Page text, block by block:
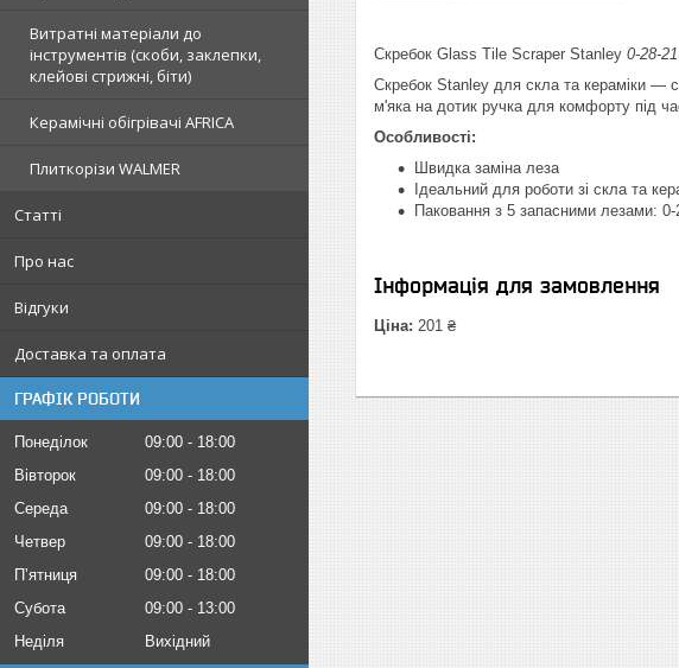
Витратні матеріали до
інструментів (скоби, заклепки,
клейові стрижні, біти)
Керамічні обігрівачі AFRICA
Плиткорізи WALMER
Статті
Про нас
Відгуки
Доставка та оплата
ГРАФІК РОБОТИ
Понеділок 09:00
18:00
Вівторок
09:00
18:00
Середа
09:00
18:00
Четвер
09:00
18:00
Пʼятниця
09:00
18:00
Субота
09:00
13:00
Неділя
Вихідний
Скребок Glass Tile Scraper Stanley 0-28-
Скребок Stanley для скла та кераміки —
м'яка на дотик ручка для комфорту під
Особливості:
Швидка заміна леза
Ідеальний для роботи зі скла та
Паковання з 5 запасними лезами: 0-
Інформація для замовлення
Ціна: 201 ₴